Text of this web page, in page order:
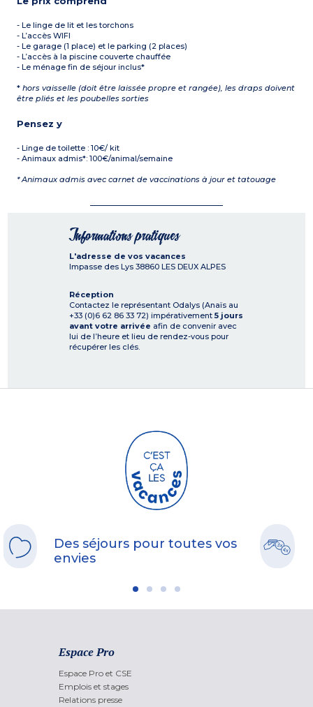
- Le linge de lit et les torchons
- L’accès WIFI
- Le garage (1 place) et le parking (2 places)
- L’accès à la piscine couverte chauffée
- Le ménage fin de séjour inclus*
*hors vaisselle (doit être laissée propre et rangée), les draps doivent
être pliés et les poubelles sorties
Pensez y
- Linge de toilette : 10€/ kit
- Animaux admis*: 100€/animal/semaine
* Animaux admis avec carnet de vaccinations à jour et tatouage
Informations pratiques
L'adresse de vos vacances
Impasse des Lys 38860 LES DEUX ALPES
Réception
Contactez le représentant Odalys (Anaïs au
+33 (0)6 62 86 33 72) impérativement 5 jours
avant votre arrivée afin de convenir avec
lui de l’heure et lieu de rendez-vous pour
récupérer les clés.
Des séjours pour toutes vos
envies
Espace Pro
Espace Pro et CSE
Emplois et stages
Relations presse